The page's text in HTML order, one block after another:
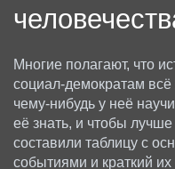
Многие полагают, что
социал-демократам
чему-нибудь у неё
её знать, и чтобы
составили таблицу с
событиями и краткий